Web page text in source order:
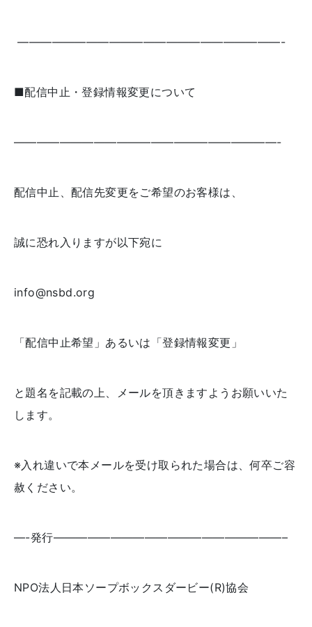
———————————————————————-
■配信中止・登録情報変更について
———————————————————————-
配信中止、配信先変更をご希望のお客様は、
誠に恐れ入りますが以下宛に
info@nsbd.org
「配信中止希望」あるいは「登録情報変更」
と題名を記載の上、メールを頂きますようお願いいた
します。
※入れ違いで本メールを受け取られた場合は、何卒ご容
赦ください。
—-発行————————————————————–
NPO法人日本ソープボックスダービー(R)協会